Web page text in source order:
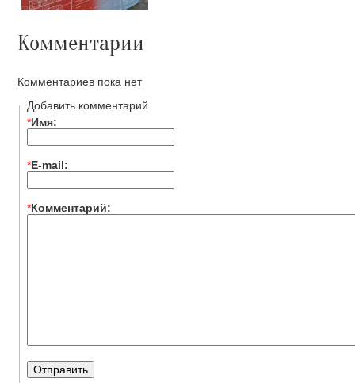
Комментарии
Комментариев пока нет
Добавить комментарий
*Имя:
*E-mail:
*Комментарий: